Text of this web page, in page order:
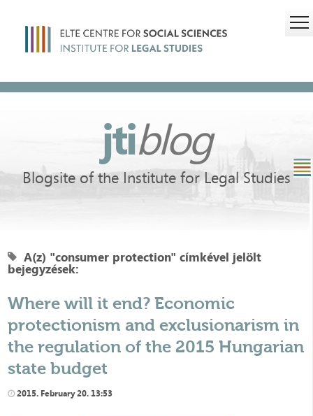
jtiblog
Blogsite of the Institute for Legal Studies
A(z) "consumer protection" címkével jelölt
bejegyzések:
Where will it end? Economic
protectionism and exclusionarism in
the regulation of the 2015 Hungarian
state budget
2015. February 20. 13:53